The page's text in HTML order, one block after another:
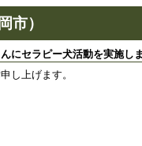
市）
にセラピー犬活動を実施しま
し上げます。